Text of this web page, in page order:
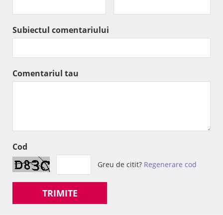
Subiectul comentariului
Comentariul tau
Cod
Greu de citit? Regenerare cod
TRIMITE